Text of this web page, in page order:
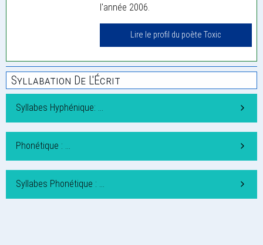
l'année 2006.
Lire le profil du poète Toxic
Syllabation De L'Écrit
Syllabes Hyphénique: …
Phonétique : …
Syllabes Phonétique : …